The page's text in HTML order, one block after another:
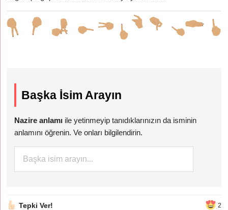
Başka İsim Arayın
Nazire anlamı ile yetinmeyip tanıdıklarınızın da isminin
anlamını öğrenin. Ve onları bilgilendirin.
Tepki Ver! 2